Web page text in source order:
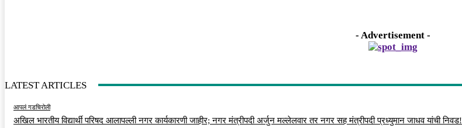
- Advertisement -
LATEST ARTICLES
आपलं गडचिरोली
अखिल भारतीय विद्यार्थी परिषद आलापल्ली नगर कार्यकारणी जाहीर; नगर मंत्रीपदी अर्जुन मल्लेलवार तर नगर सह मंत्रीपदी प्रध्युमान जाधव यांची निवड!